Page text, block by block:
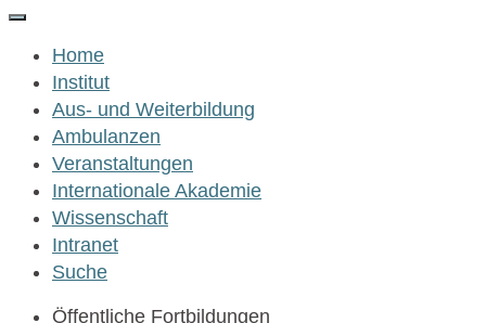
Home
Institut
Aus- und Weiterbildung
Ambulanzen
Veranstaltungen
Internationale Akademie
Wissenschaft
Intranet
Suche
Öffentliche Fortbildungen